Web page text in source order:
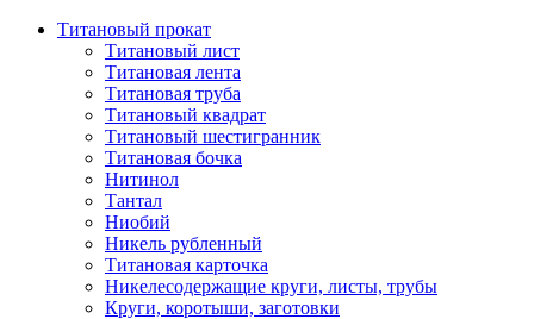
Титановый прокат
Титановый лист
Титановая лента
Титановая труба
Титановый квадрат
Титановый шестигранник
Титановая бочка
Нитинол
Тантал
Ниобий
Никель рубленный
Титановая карточка
Никелесодержащие круги, листы, трубы
Круги, коротыши, заготовки